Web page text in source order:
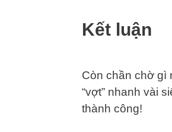
Kết luận
Còn chần chờ gì
“vợt” nhanh vài
thành công!